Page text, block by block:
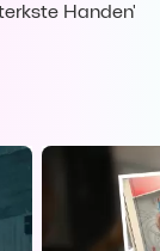
Handen'